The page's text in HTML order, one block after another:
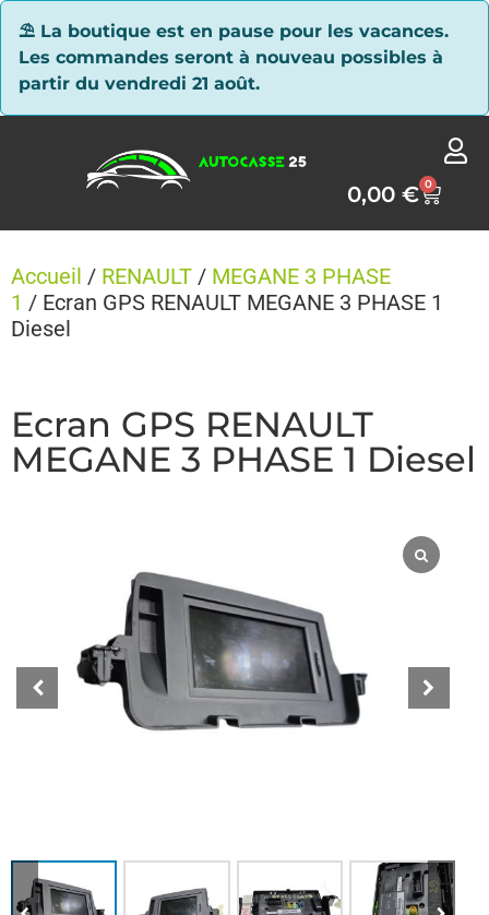
⛱ La boutique est en pause pour les vacances.
Les commandes seront à nouveau possibles à
partir du vendredi 21 août.
0,00€ 0
Accueil / RENAULT / MEGANE 3 PHASE
1 / Ecran GPS RENAULT MEGANE 3 PHASE 1
Diesel
Ecran GPS RENAULT
MEGANE 3 PHASE 1 Diesel
Panneau de gestion des cookies